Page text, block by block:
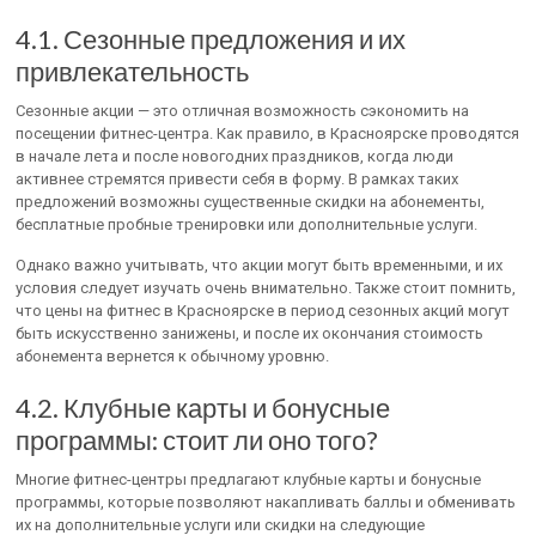
4.1. Сезонные предложения и их
привлекательность
Сезонные акции — это отличная возможность сэкономить на
посещении фитнес-центра. Как правило, в Красноярске проводятся
в начале лета и после новогодних праздников, когда люди
активнее стремятся привести себя в форму. В рамках таких
предложений возможны существенные скидки на абонементы,
бесплатные пробные тренировки или дополнительные услуги.
Однако важно учитывать, что акции могут быть временными, и их
условия следует изучать очень внимательно. Также стоит помнить,
что цены на фитнес в Красноярске в период сезонных акций могут
быть искусственно занижены, и после их окончания стоимость
абонемента вернется к обычному уровню.
4.2. Клубные карты и бонусные
программы: стоит ли оно того?
Многие фитнес-центры предлагают клубные карты и бонусные
программы, которые позволяют накапливать баллы и обменивать
их на дополнительные услуги или скидки на следующие